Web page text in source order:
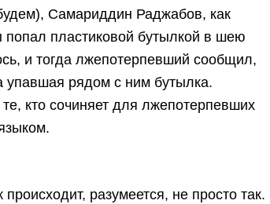
Самариддин Раджабов, как
попал пластиковой бутылкой в шею
и тогда лжепотерпевший сообщил,
упавшая рядом с ним бутылка.
кто сочиняет для лжепотерпевших
разумеется, не просто так.